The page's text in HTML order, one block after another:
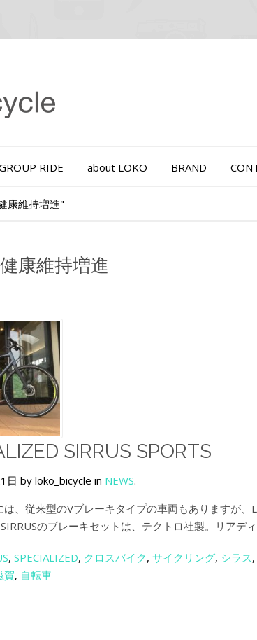
RIDE about LOKO BRAND
康維持増進"
康維持増進
SIRRUS SPORTS
by loko_bicycle in NEWS.
は、従来型のVブレーキタイプの車両もありますが
のブレーキセットは、テクトロ社製。リアデ
, SPECIALIZED, クロスバイク, サイクリング, シラス,
賀, 自転車